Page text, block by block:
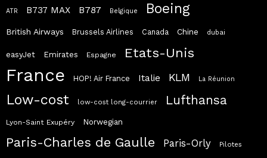
ATR B737 MAX B787 Belgique Boeing
British Airways Brussels Airlines Canada Chine dubai
easyJet Emirates Espagne Etats-Unis
France HOP! Air France Italie KLM La Réunion
Low-cost low-cost long-courrier Lufthansa
Lyon-Saint Exupéry Norwegian
Paris-Charles de Gaulle Paris-Orly Pilotes